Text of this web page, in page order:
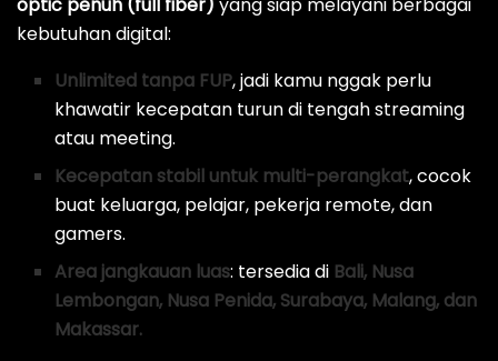
kebutuhan digital:
Unlimited tanpa FUP, jadi kamu nggak perlu
khawatir kecepatan turun di tengah streaming
atau meeting.
Kecepatan stabil untuk multi-perangkat, cocok
buat keluarga, pelajar, pekerja remote, dan
gamers.
Area jangkauan luas: tersedia di Bali, Nusa
Lembongan, Nusa Penida, Surabaya, Malang, dan
Makassar.